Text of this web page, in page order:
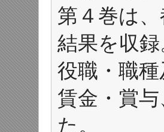
第４巻は
結果を収録
役職・職
賃金・賞
た。